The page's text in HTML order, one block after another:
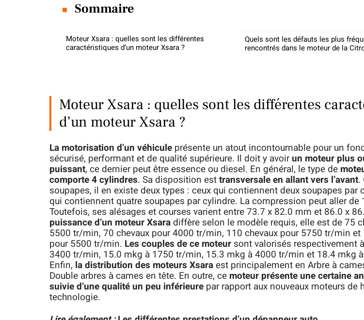
Sommaire
Moteur Xsara : quelles sont les différentes
caractéristiques d’un moteur Xsara ?
Quels sont les défauts les plus
rencontrés dans le moteur de la
Moteur Xsara : quelles sont les différentes
d’un moteur Xsara ?
La motorisation d’un véhicule présente un atout incontournable pour un
sécurisé, performant et de qualité supérieure. Il doit y avoirun moteur plus
puissant, ce dernier peut être essence ou diesel. En général, le type de
comporte 4 cylindres. Sa disposition esttransversale en allant vers l’avant.
soupapes, il en existe deux types : ceux qui contiennent deux soupapes par
qui contiennent quatre soupapes par cylindre. La compression peut aller de
Toutefois, ses alésages et courses varient entre 73.7 x 82.0 mm et 86.0 x
puissance d’un moteur Xsara diffère selon le modèle requis, elle est de 75
5500 tr/min, 70 chevaux pour 4000 tr/min, 110 chevaux pour 5750 tr/min et
pour 5500 tr/min. Les couples de ce moteur sont valorisés respectivement
3400 tr/min, 15.0 mkg à 1750 tr/min, 15.3 mkg à 4000 tr/min et 18.4 mkg
Enfin, la distribution des moteurs Xsaraest principalement en Arbre à
Double arbres à cames en tête. En outre, ce moteur présente une certaine
suivie d’une qualité un peu inférieure par rapport aux nouveaux moteurs de
technologie.